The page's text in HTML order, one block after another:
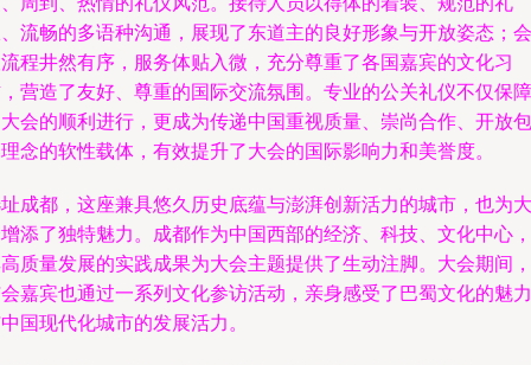
流畅的多语种沟通，展现了东道主的良好形象与开放姿态；会
程井然有序，服务体贴入微，充分尊重了各国嘉宾的文化习
营造了友好、尊重的国际交流氛围。专业的公关礼仪不仅保障
会的顺利进行，更成为传递中国重视质量、崇尚合作、开放包
念的软性载体，有效提升了大会的国际影响力和美誉度。
成都，这座兼具悠久历史底蕴与澎湃创新活力的城市，也为大
添了独特魅力。成都作为中国西部的经济、科技、文化中心，
质量发展的实践成果为大会主题提供了生动注脚。大会期间，
嘉宾也通过一系列文化参访活动，亲身感受了巴蜀文化的魅力
国现代化城市的发展活力。